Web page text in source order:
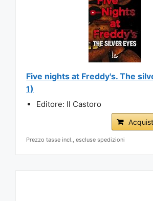
Five nights at Freddy's. The
1)
Editore: Il Castoro
Prezzo tasse incl., escluse spedizioni